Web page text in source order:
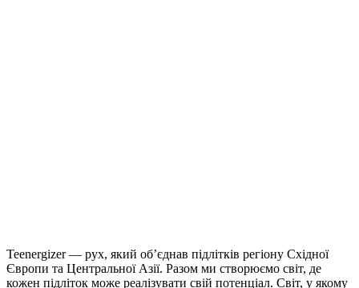
Teenergizer — рух, який об’єднав підлітків регіону Східної
Європи та Центральної Азії. Разом ми створюємо світ, де
кожен підліток може реалізувати свій потенціал. Світ, у якому